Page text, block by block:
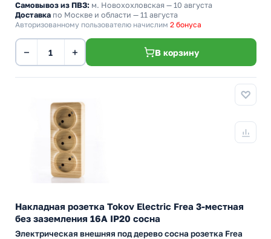
Самовывоз из ПВЗ: м. Новохохловская — 10 августа
Доставка по Москве и области — 11 августа
Авторизованному пользователю начислим 2 бонуса
− + В корзину
Накладная розетка Tokov Electric Frea 3-местная
без заземления 16А IP20 сосна
Электрическая внешняя под дерево сосна розетка Frea